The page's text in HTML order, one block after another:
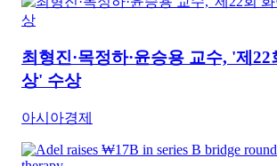
최형진·목정하·윤승용 교수, '제
상' 수상
아시아경제